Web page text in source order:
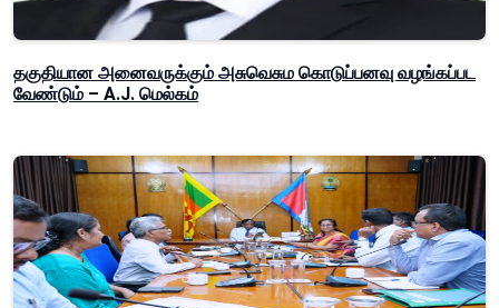
தகுதியான அனைவருக்கும் அசுவெசும கொடுப்பனவு வழங்கப்பட
வேண்டும் – A.J. மெல்கம்